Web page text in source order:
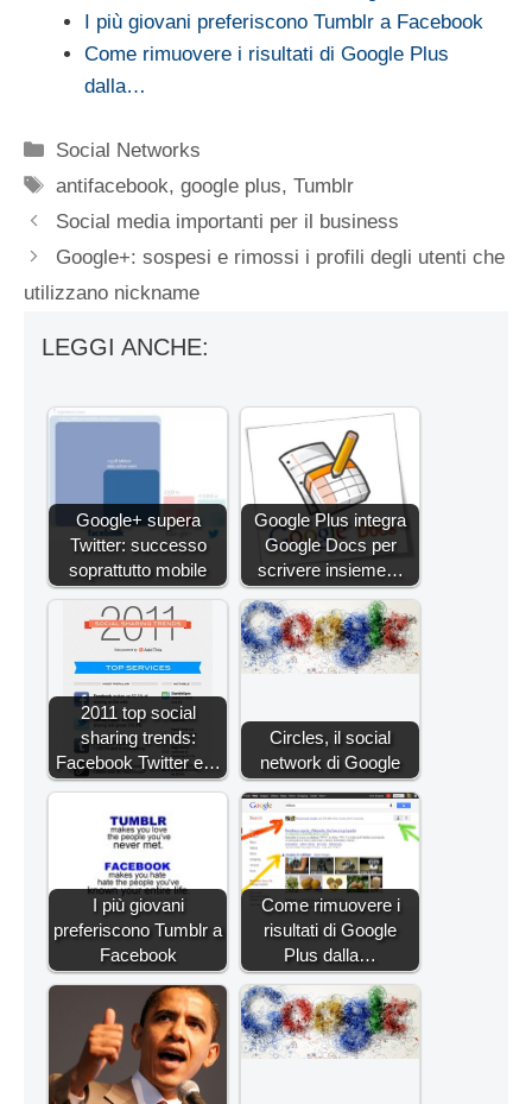
I più giovani preferiscono Tumblr a Facebook
Come rimuovere i risultati di Google Plus
dalla…
Categorie
Social Networks
Tag
antifacebook,google plus,Tumblr
Social media importanti per il business
Google+: sospesi e rimossi i profili degli utenti che
utilizzano nickname
LEGGI ANCHE:
Google+ supera
Twitter: successo
soprattutto mobile
Google Plus integra
Google Docs per
scrivere insieme…
2011 top social
sharing trends:
Facebook Twitter e…
Circles, il social
network di Google
I più giovani
preferiscono Tumblr a
Facebook
Come rimuovere i
risultati di Google
Plus dalla…